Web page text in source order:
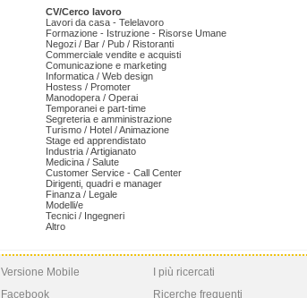
CV/Cerco lavoro
Lavori da casa - Telelavoro
Formazione - Istruzione - Risorse Umane
Negozi / Bar / Pub / Ristoranti
Commerciale vendite e acquisti
Comunicazione e marketing
Informatica / Web design
Hostess / Promoter
Manodopera / Operai
Temporanei e part-time
Segreteria e amministrazione
Turismo / Hotel / Animazione
Stage ed apprendistato
Industria / Artigianato
Medicina / Salute
Customer Service - Call Center
Dirigenti, quadri e manager
Finanza / Legale
Modelli/e
Tecnici / Ingegneri
Altro
Versione Mobile
Facebook
I più ricercati
Ricerche frequenti